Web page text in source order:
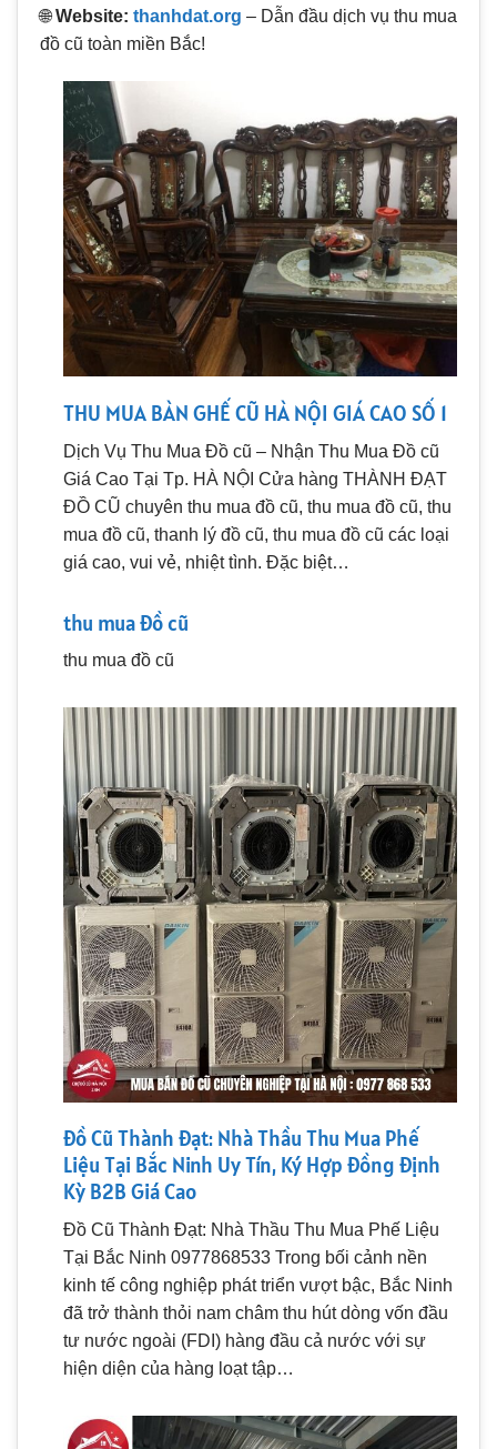
🌐Website: thanhdat.org – Dẫn đầu dịch vụ thu mua
đồ cũ toàn miền Bắc!
THU MUA BÀN GHẾ CŨ HÀ NỘI GIÁ CAO SỐ 1
Dịch Vụ Thu Mua Đồ cũ – Nhận Thu Mua Đồ cũ
Giá Cao Tại Tp. HÀ NỘI Cửa hàng THÀNH ĐẠT
ĐỒ CŨ chuyên thu mua đồ cũ, thu mua đồ cũ, thu
mua đồ cũ, thanh lý đồ cũ, thu mua đồ cũ các loại
giá cao, vui vẻ, nhiệt tình. Đặc biệt…
thu mua đồ cũ
thu mua đồ cũ
Đồ Cũ Thành Đạt: Nhà Thầu Thu Mua Phế
Liệu Tại Bắc Ninh Uy Tín, Ký Hợp Đồng Định
Kỳ B2B Giá Cao
Đồ Cũ Thành Đạt: Nhà Thầu Thu Mua Phế Liệu
Tại Bắc Ninh 0977868533 Trong bối cảnh nền
kinh tế công nghiệp phát triển vượt bậc, Bắc Ninh
đã trở thành thỏi nam châm thu hút dòng vốn đầu
tư nước ngoài (FDI) hàng đầu cả nước với sự
hiện diện của hàng loạt tập…